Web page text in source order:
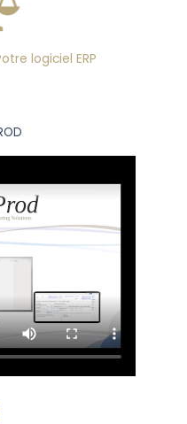
logiciel ERP